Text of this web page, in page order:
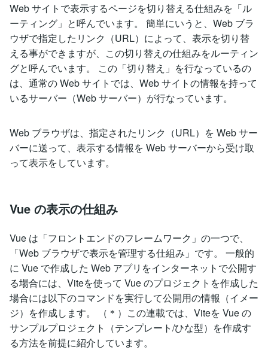
Web サイトで表示するページを切り替える仕組みを「ル
ーティング」と呼んでいます。 簡単にいうと、Web ブラ
ウザで指定したリンク（URL）によって、表示を切り替
える事ができますが、この切り替えの仕組みをルーティン
グと呼んでいます。 この「切り替え」を行なっているの
は、通常の Web サイトでは、Web サイトの情報を持って
いるサーバー（Web サーバー）が行なっています。
Web ブラウザは、指定されたリンク（URL）を Web サー
バーに送って、表示する情報を Web サーバーから受け取
って表示をしています。
Vue の表示の仕組み
Vue は「フロントエンドのフレームワーク」の一つで、
「Web ブラウザで表示を管理する仕組み」です。 一般的
に Vue で作成した Web アプリをインターネットで公開す
る場合には、Viteを使って Vue のプロジェクトを作成した
場合には以下のコマンドを実行して公開用の情報（イメー
ジ）を作成します。 （＊）この連載では、Viteを Vue の
サンプルプロジェクト（テンプレート/ひな型）を作成す
る方法を前提に紹介しています。